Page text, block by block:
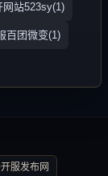
站523sy(1)
百团微变(1)
服发布网